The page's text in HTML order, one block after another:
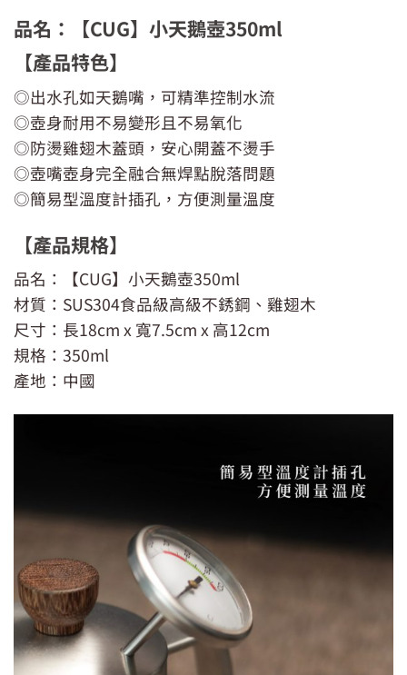
品名：【CUG】小天鵝壺350ml
【產品特色】
◎出水孔如天鵝嘴，可精準控制水流
◎壺身耐用不易變形且不易氧化
◎防燙雞翅木蓋頭，安心開蓋不燙手
◎壺嘴壺身完全融合無焊點脫落問題
◎簡易型溫度計插孔，方便測量溫度
【產品規格】
品名：【CUG】小天鵝壺350ml
材質：SUS304食品級高級不銹鋼、雞翅木
尺寸：長18cm x 寬7.5cm x 高12cm
規格：350ml
產地：中國